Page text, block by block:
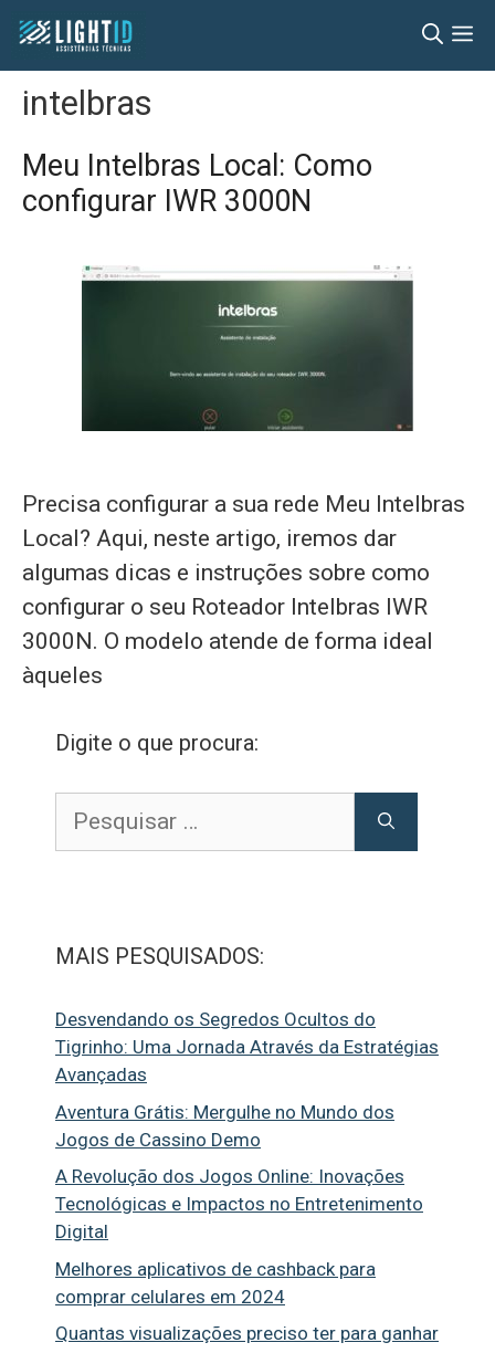
Pular
para
conteúdo
intelbras
Meu Intelbras Local: Como
configurar IWR 3000N
Precisa configurar a sua rede Meu Intelbras
Local? Aqui, neste artigo, iremos dar
algumas dicas e instruções sobre como
configurar o seu Roteador Intelbras IWR
3000N. O modelo atende de forma ideal
àqueles
Digite o que procura:
por:
MAIS PESQUISADOS:
Desvendando os Segredos Ocultos do
Tigrinho: Uma Jornada Através da Estratégias
Avançadas
Aventura Grátis: Mergulhe no Mundo dos
Jogos de Cassino Demo
A Revolução dos Jogos Online: Inovações
Tecnológicas e Impactos no Entretenimento
Digital
Melhores aplicativos de cashback para
comprar celulares em 2024
Quantas visualizações preciso ter para ganhar